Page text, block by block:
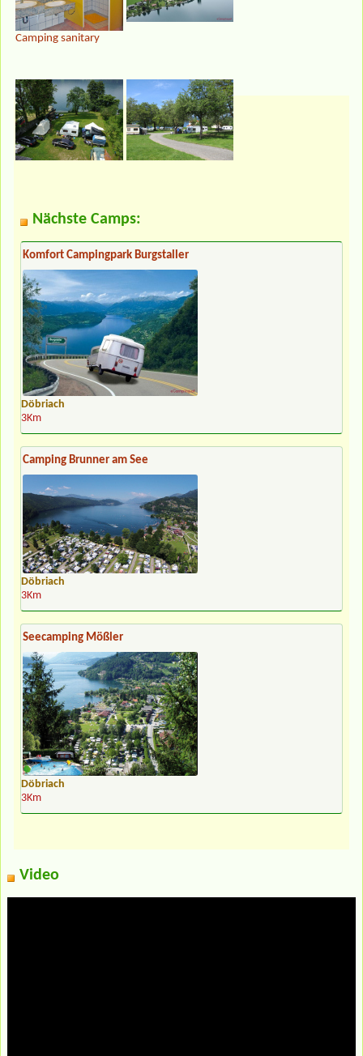
Camping sanitary
Nächste Camps:
Komfort Campingpark Burgstaller
Döbriach
3Km
Camping Brunner am See
Döbriach
3Km
Seecamping Mößler
Döbriach
3Km
Video